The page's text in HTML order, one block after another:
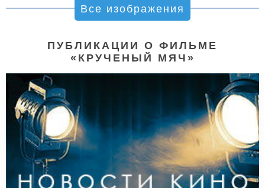
Все изображения
ПУБЛИКАЦИИ О ФИЛЬМЕ
«КРУЧЕНЫЙ МЯЧ»